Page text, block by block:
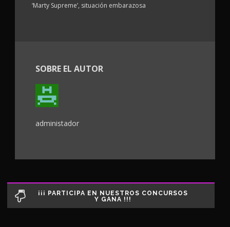
‘Marty Supreme’, situación embarazosa
SOBRE EL AUTOR
administador
¡¡¡ PARTICIPA EN NUESTROS CONCURSOS
Y GANA !!!